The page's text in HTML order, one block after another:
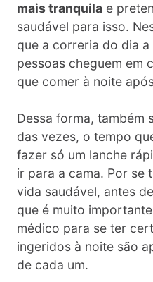
mais tranquila e
saudável para isso.
que a correria do dia
pessoas cheguem em
que comer à noite
Dessa forma, também
das vezes, o tempo
fazer só um lanche
ir para a cama. Por se
vida saudável, antes
que é muito
médico para se ter
ingeridos à noite são
de cada um.